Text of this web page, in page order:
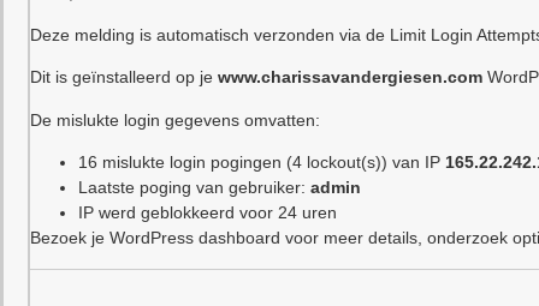
Deze melding is automatisch verzonden via de Limit Login
Dit is geïnstalleerd op je www.charissavandergiesen.com
De mislukte login gegevens omvatten:
16 mislukte login pogingen (4 lockout(s)) van IP
Laatste poging van gebruiker: admin
IP werd geblokkeerd voor 24 uren
Bezoek je WordPress dashboard voor meer details, onderzoek